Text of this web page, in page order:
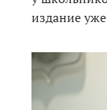
издание